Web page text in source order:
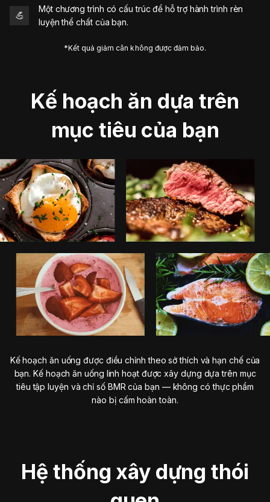
💪
Một chương trình có cấu trúc để hỗ trợ hành trình rèn
luyện thể chất của bạn.
*Kết quả giảm cân không được đảm bảo.
Kế hoạch ăn dựa trên
mục tiêu của bạn
Kế hoạch ăn uống được điều chỉnh theo sở thích và hạn chế của
bạn. Kế hoạch ăn uống linh hoạt được xây dựng dựa trên mục
tiêu tập luyện và chỉ số BMR của bạn — không có thực phẩm
nào bị cấm hoàn toàn.
Hệ thống xây dựng thói